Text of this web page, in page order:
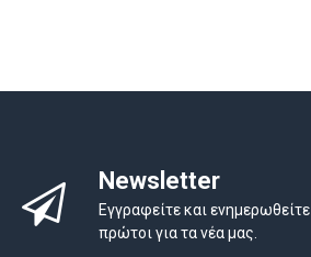
Newsletter
Εγγραφείτε και ενημερωθείτε
πρώτοι για τα νέα μας.